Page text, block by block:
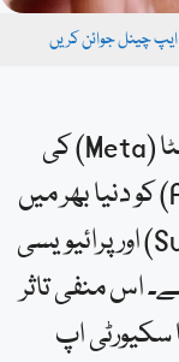
ایپ چینل جوائن کریں
سان فرانسسکو: ٹیکنالوجی کمپنی میٹا (Meta) کی
سمارٹ ‘اے آئی گلاسز’ (AI Glasses) کو دنیا بھر میں
خفیہ نگرانی (Surveillance Device) اور پرائیویسی
اس منفی تاثر
سکیورٹی اپ